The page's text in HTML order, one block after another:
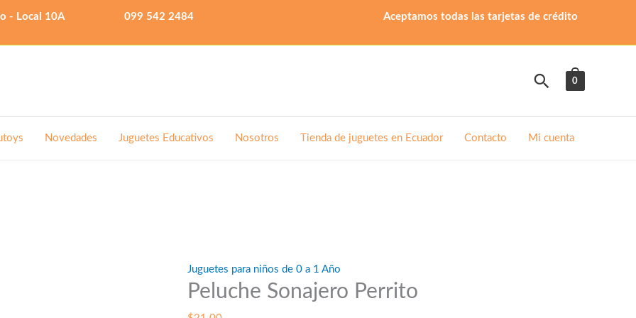
- Local 10A 099 542 2484 Aceptamos todas las tarjetas de crédito
Buscar
0
Novedades Juguetes Educativos Nosotros Tienda de juguetes en Ecuador Contacto Mi cuenta
Juguetes para niños de 0 a 1 Año
Peluche Sonajero Perrito